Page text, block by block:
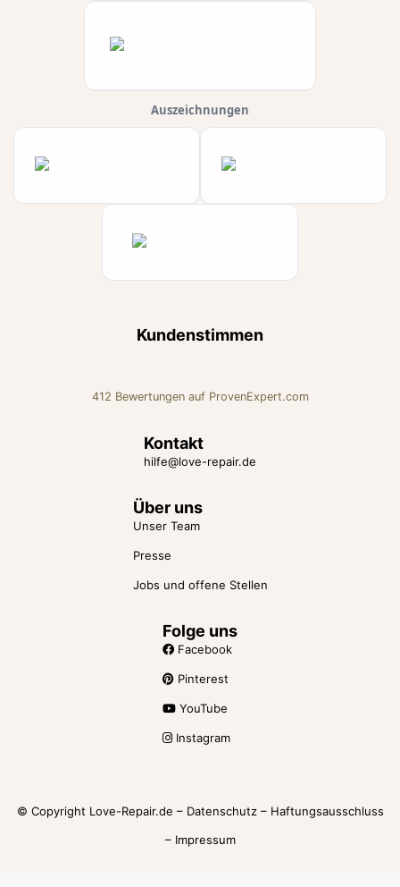
Auszeichnungen
Kundenstimmen
Love Repair Beratung für Liebe
412 Bewertungen auf ProvenExpert.com
Kontakt
hilfe@love-repair.de
Über uns
Unser Team
Presse
Jobs und offene Stellen
Folge uns
Facebook
Pinterest
YouTube
Instagram
© Copyright Love-Repair.de – Datenschutz– Haftungsausschluss
– Impressum